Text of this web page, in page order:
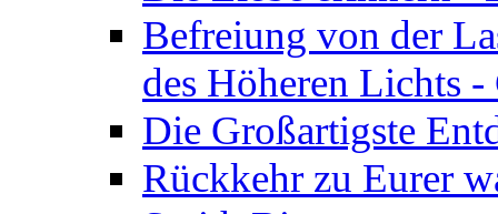
Befreiung von der
des Höheren Lichts
Die Großartigste
Rückkehr zu Eurer